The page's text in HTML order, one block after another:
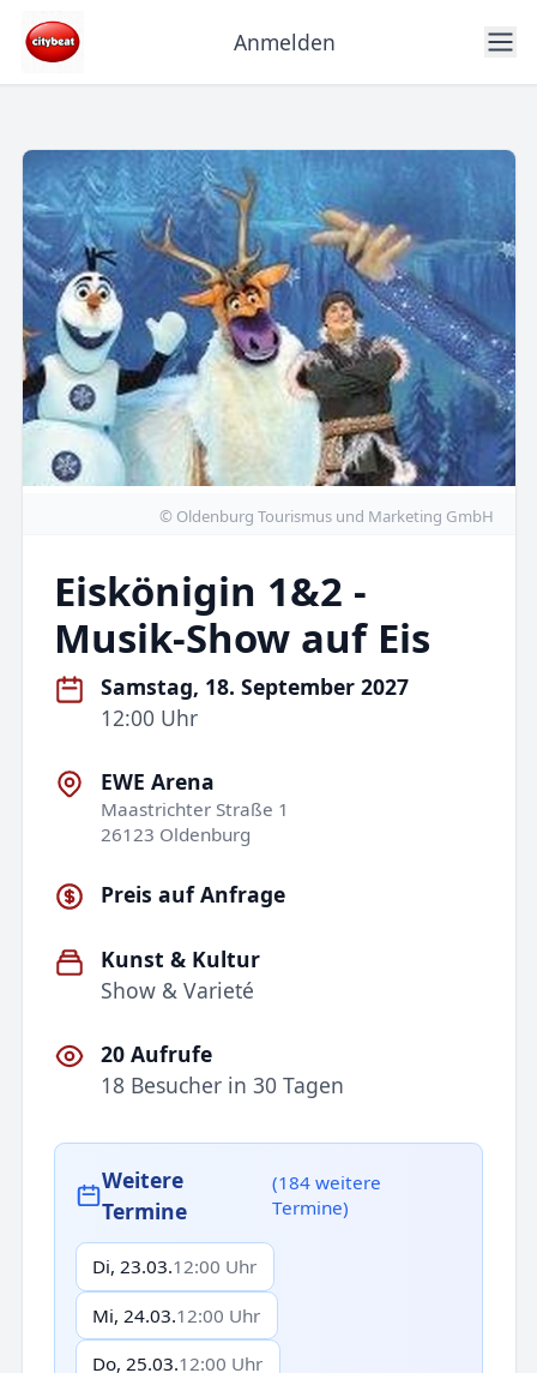
Anmelden
© Oldenburg Tourismus und Marketing GmbH
Eiskönigin 1&2 -
Musik-Show auf Eis
Samstag, 18. September 2027
12:00 Uhr
EWE Arena
Maastrichter Straße 1
26123 Oldenburg
Preis auf Anfrage
Kunst & Kultur
Show & Varieté
20 Aufrufe
18 Besucher in 30 Tagen
Weitere
Termine
(184 weitere
Termine)
Di, 23.03.12:00 Uhr
Mi, 24.03.12:00 Uhr
Do, 25.03.12:00 Uhr